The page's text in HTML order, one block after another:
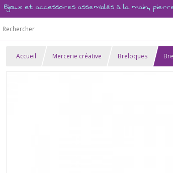
Bijoux et accessoires assemblés à la main,
Accueil Mercerie créative Breloques